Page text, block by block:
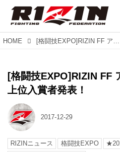
HOME [格闘技EXPO]RIZIN FF アマチュアMMA 2017 上位入賞者発表！
[格闘技EXPO]RIZIN FF
上位入賞者発表！
2017-12-29
RIZINニュース 格闘技EXPO